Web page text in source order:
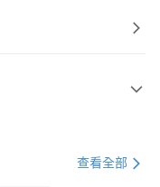
查看全部